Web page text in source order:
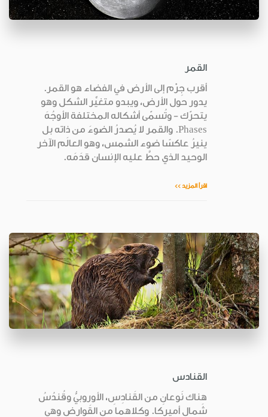
القمر
أقرب جِرْم إلى الأرض في الفضاء هو القمر.
يدور حول الأرض، ويبدو متغيِّر الشكل وهو
يتحرّك - وتُسمّى أشكاله المختلفة الأوجُهَ
Phases. والقمر لا يُصدرُ الضوءَ من ذاته بل
ينيرُ عاكسًا ضوء الشمس، وهو العالَم الآخر
الوحيد الذي حطَّ عليه الإنسان قدَمَه.
اقرأ المزيد >>
القنادس
هناك نَوعانِ من القَنادِسِ، الأوروبيُّ وقُندُسُ
شَمالِ أميركا. وكلاهما من القَوارِضِ وهي